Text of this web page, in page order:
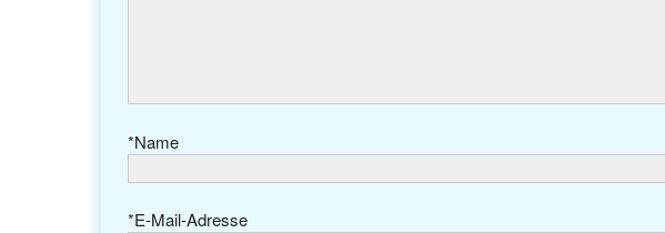
Name
*
E-Mail-Adresse
*